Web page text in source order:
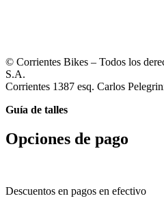
© Corrientes Bikes – Todos los
S.A.
Corrientes 1387 esq. Carlos
Guía de talles
Opciones de pago
Descuentos en pagos en efectivo